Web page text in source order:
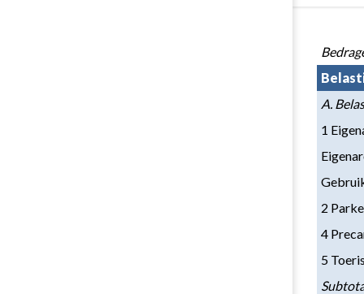
navigatie
Paragraaf
heffingen
Geraamde
A.
1
2
4
5